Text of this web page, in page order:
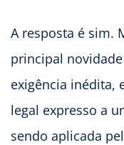
A resposta é sim.
principal
exigência inédita,
legal expresso a
sendo aplicada